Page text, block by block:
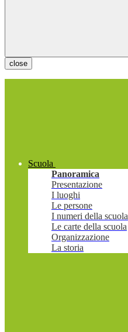
close
Scuola
Panoramica
Presentazione
I luoghi
Le persone
I numeri della scuola
Le carte della scuola
Organizzazione
La storia